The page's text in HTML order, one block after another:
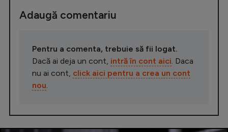
Adaugă comentariu
Pentru a comenta, trebuie să fii logat.
Dacă ai deja un cont, intră în cont aici . Daca
nu ai cont, click aici pentru a crea un cont
nou